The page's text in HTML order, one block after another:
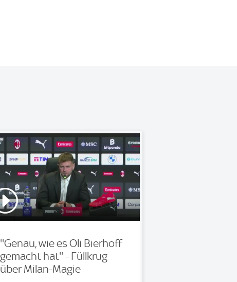
''Genau, wie es Oli Bierhoff
gemacht hat'' - Füllkrug
über Milan-Magie